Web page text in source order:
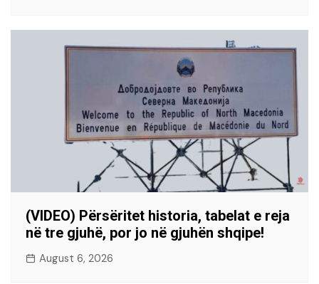
(VIDEO) Përsëritet historia, tabelat e reja
në tre gjuhë, por jo në gjuhën shqipe!
August 6, 2026